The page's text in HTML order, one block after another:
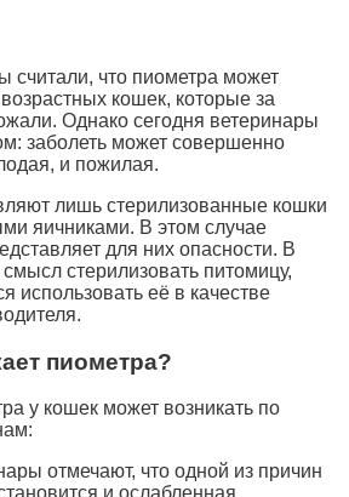
считали, что пиометра может
возрастных кошек, которые за
Однако сегодня ветеринары
заболеть может совершенно
и пожилая.
лишь стерилизованные кошки
яичниками. В этом случае
для них опасности. В
стерилизовать питомицу,
использовать её в качестве
пиометра?
у кошек может возникать по
отмечают, что одной из причин